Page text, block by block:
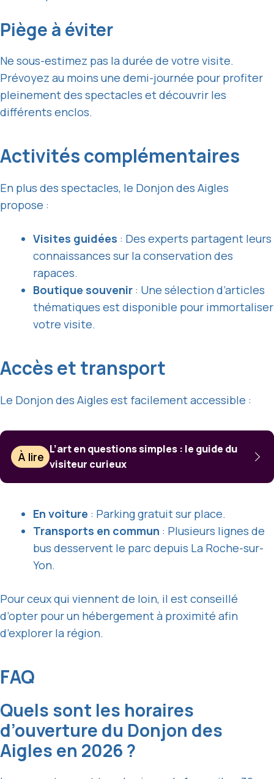
Piège à éviter
Ne sous-estimez pas la durée de votre visite.
Prévoyez au moins une demi-journée pour profiter
pleinement des spectacles et découvrir les
différents enclos.
Activités complémentaires
En plus des spectacles, le Donjon des Aigles
propose :
Visites guidées : Des experts partagent leurs
connaissances sur la conservation des
rapaces.
Boutique souvenir : Une sélection d’articles
thématiques est disponible pour immortaliser
votre visite.
Accès et transport
Le Donjon des Aigles est facilement accessible :
À lire
L’art en questions simples : le guide du
visiteur curieux
En voiture : Parking gratuit sur place.
Transports en commun : Plusieurs lignes de
bus desservent le parc depuis La Roche-sur-
Yon.
Pour ceux qui viennent de loin, il est conseillé
d’opter pour un hébergement à proximité afin
d’explorer la région.
FAQ
Quels sont les horaires
d’ouverture du Donjon des
Aigles en 2026 ?